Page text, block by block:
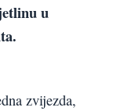
u
zvijezda,